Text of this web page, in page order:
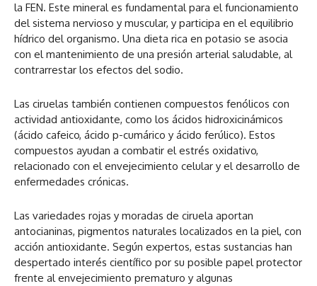
la FEN. Este mineral es fundamental para el funcionamiento
del sistema nervioso y muscular, y participa en el equilibrio
hídrico del organismo. Una dieta rica en potasio se asocia
con el mantenimiento de una presión arterial saludable, al
contrarrestar los efectos del sodio.
Las ciruelas también contienen compuestos fenólicos con
actividad antioxidante, como los ácidos hidroxicinámicos
(ácido cafeico, ácido p-cumárico y ácido ferúlico). Estos
compuestos ayudan a combatir el estrés oxidativo,
relacionado con el envejecimiento celular y el desarrollo de
enfermedades crónicas.
Las variedades rojas y moradas de ciruela aportan
antocianinas, pigmentos naturales localizados en la piel, con
acción antioxidante. Según expertos, estas sustancias han
despertado interés científico por su posible papel protector
frente al envejecimiento prematuro y algunas